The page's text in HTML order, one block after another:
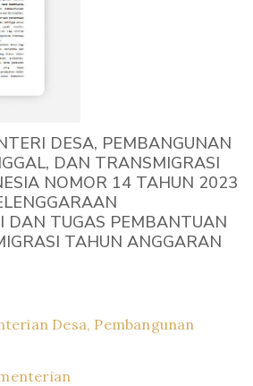
DESA, PEMBANGUNAN
DAN TRANSMIGRASI
NOMOR 14 TAHUN 2023
DAN TUGAS PEMBANTUAN
TAHUN ANGGARAN
Desa, Pembangunan